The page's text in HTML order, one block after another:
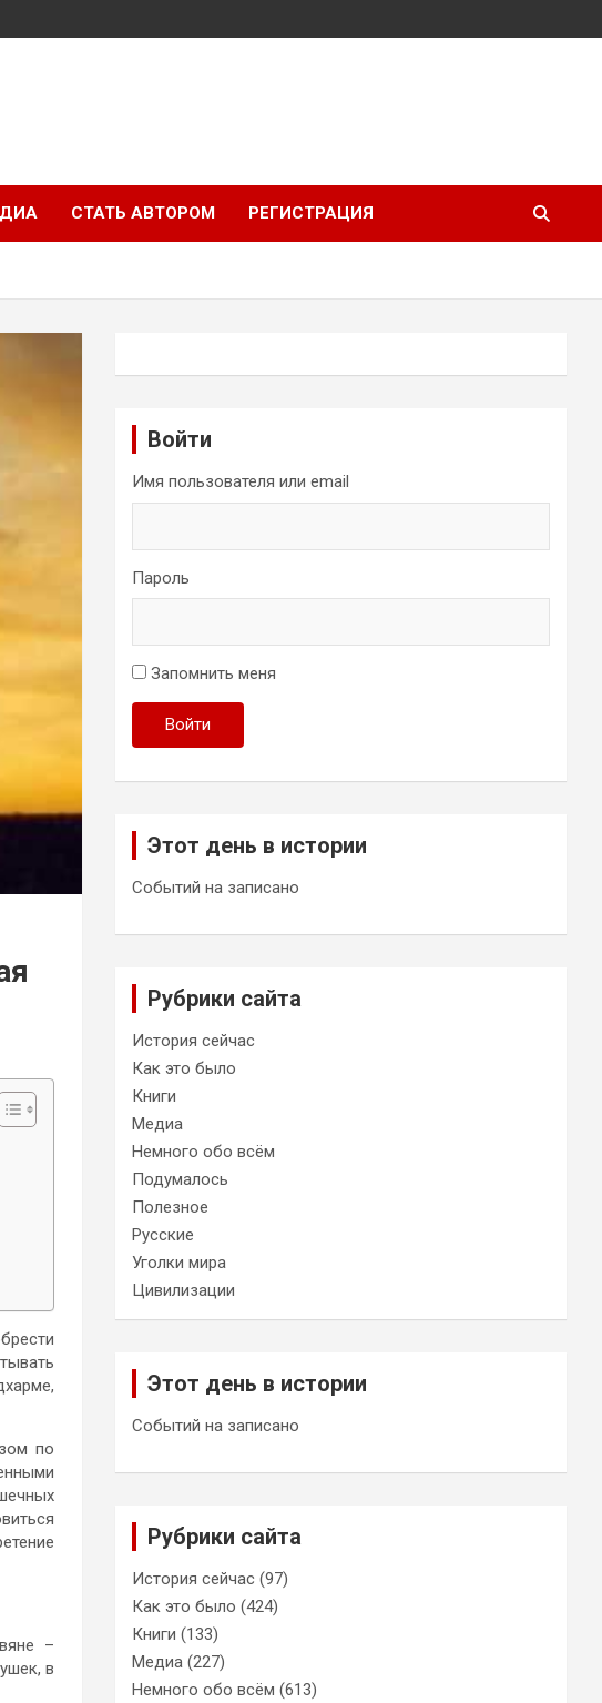
СТАТЬ АВТОРОМ РЕГИСТРАЦИЯ
по
–
в
Войти
Имя пользователя или email
Пароль
Запомнить меня
Войти
Этот день в истории
Событий на записано
Рубрики сайта
История сейчас
Как это было
Книги
Медиа
Немного обо всём
Подумалось
Полезное
Русские
Уголки мира
Цивилизации
Этот день в истории
Событий на записано
Рубрики сайта
История сейчас (97)
Как это было (424)
Книги (133)
Медиа (227)
Немного обо всём (613)